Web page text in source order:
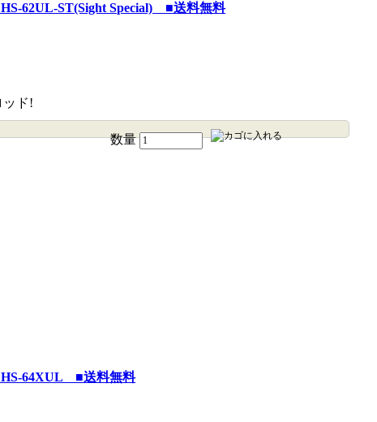
62UL-ST(Sight Special) ■送料無料
ッド!
数量
64XUL ■送料無料